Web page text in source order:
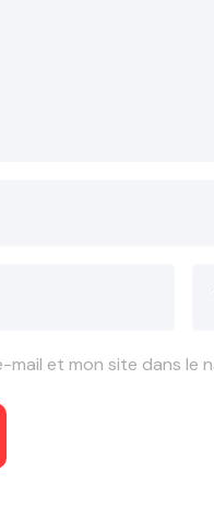
mail et mon site dans le